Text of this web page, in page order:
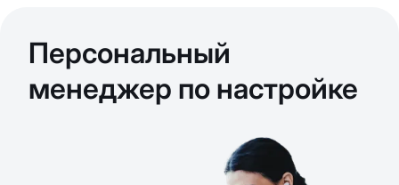
Персональный
менеджер по настройке